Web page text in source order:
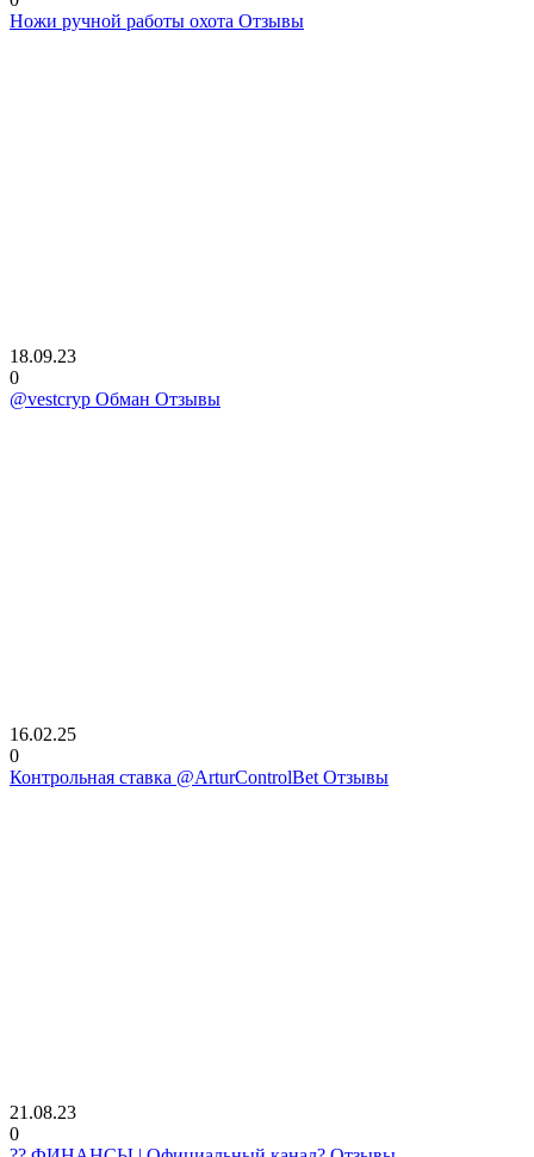
Ножи ручной работы охота Отзывы
18.09.23
0
@vestcryp Обман Отзывы
16.02.25
0
Контрольная ставка @ArturControlBet Отзывы
21.08.23
0